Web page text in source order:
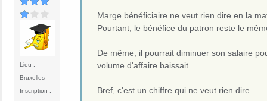
Lieu :
Bruxelles
Inscription :
Marge bénéficiaire ne veut rien dire en la
Pourtant, le bénéfice du patron reste le
De même, il pourrait diminuer son salaire
volume d'affaire baissait...
Bref, c'est un chiffre qui ne veut rien dire.